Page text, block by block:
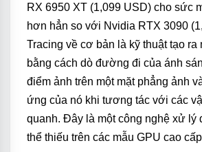
RX 6950 XT (1,099 USD) cho sức
hơn hẳn so với Nvidia RTX 3090
Tracing về cơ bản là kỹ thuật tạo ra
bằng cách dò đường đi của ánh
điểm ảnh trên một mặt phẳng ảnh
ứng của nó khi tương tác với các
quanh. Đây là một công nghệ xử lý
thể thiếu trên các mẫu GPU cao